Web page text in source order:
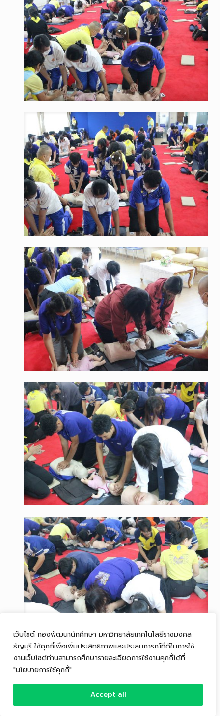
เว็บไซต์ กองพัฒนานักศึกษา มหาวิทยาลัยเทคโนโลยีราชมงคล
ธัญบุรี ใช้คุกกี้เพื่อเพิ่มประสิทธิภาพและประสบการณ์ที่ดีในการใช้
งานเว็บไซต์ท่านสามารถศึกษารายละเอียดการใช้งานคุกกี้ได้ที่
"นโยบายการใช้คุกกี้"
Accept all